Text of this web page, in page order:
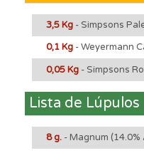
3,5 Kg - Simpsons
0,1 Kg - Weyermann
0,05 Kg - Simpsons
Lista de Lúpulos
8 g. - Magnum (14.0%